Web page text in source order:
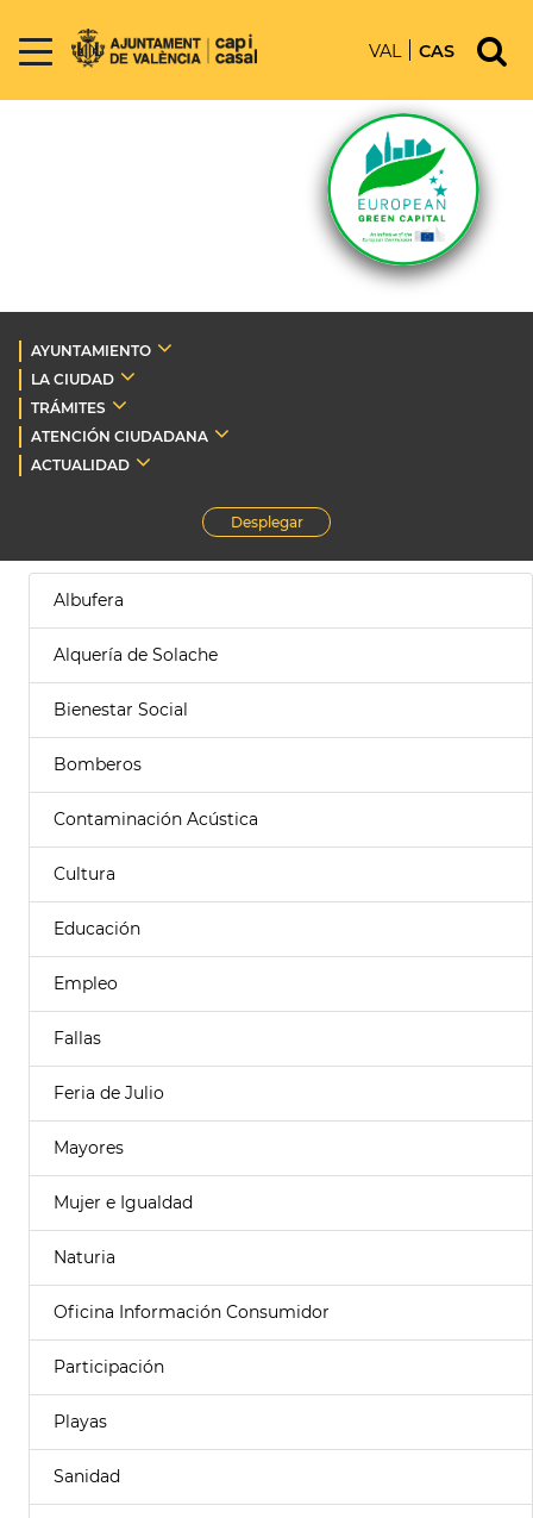
VAL CAS
AYUNTAMIENTO
LA CIUDAD
TRÁMITES
ATENCIÓN CIUDADANA
ACTUALIDAD
Desplegar
Albufera
Alquería de Solache
Bienestar Social
Bomberos
Contaminación Acústica
Cultura
Educación
Empleo
Fallas
Feria de Julio
Mayores
Mujer e Igualdad
Naturia
Oficina Información Consumidor
Participación
Playas
Sanidad